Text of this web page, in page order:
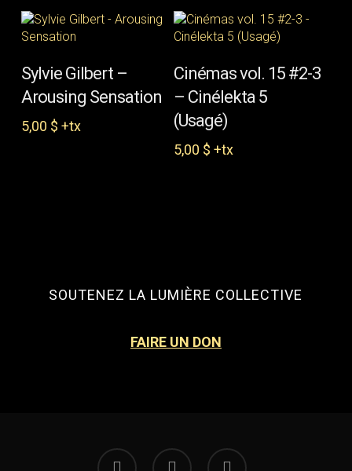
était :
37,00 $.
est :
LECTURE
Sylvie Gilbert –
Arousing Sensation
5,00 $ +tx
Cinémas vol. 15 #2-3
– Cinélekta 5
(Usagé)
5,00 $ +tx
SOUTENEZ LA LUMIÈRE COLLECTIVE
FAIRE UN DON
facebook instagram email